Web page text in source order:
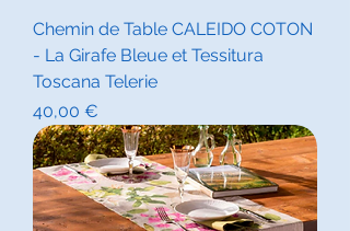
Chemin de Table CALEIDO COTON
- La Girafe Bleue et Tessitura
Toscana Telerie
Prix
40,00 €